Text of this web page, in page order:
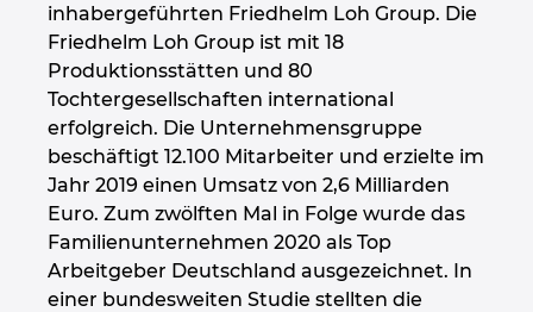
inhabergeführten Friedhelm Loh Group. Die
Friedhelm Loh Group ist mit 18
Produktionsstätten und 80
Tochtergesellschaften international
erfolgreich. Die Unternehmensgruppe
beschäftigt 12.100 Mitarbeiter und erzielte im
Jahr 2019 einen Umsatz von 2,6 Milliarden
Euro. Zum zwölften Mal in Folge wurde das
Familienunternehmen 2020 als Top
Arbeitgeber Deutschland ausgezeichnet. In
einer bundesweiten Studie stellten die
Rumänien
Schweden
Schweiz
Serbien
Singapur